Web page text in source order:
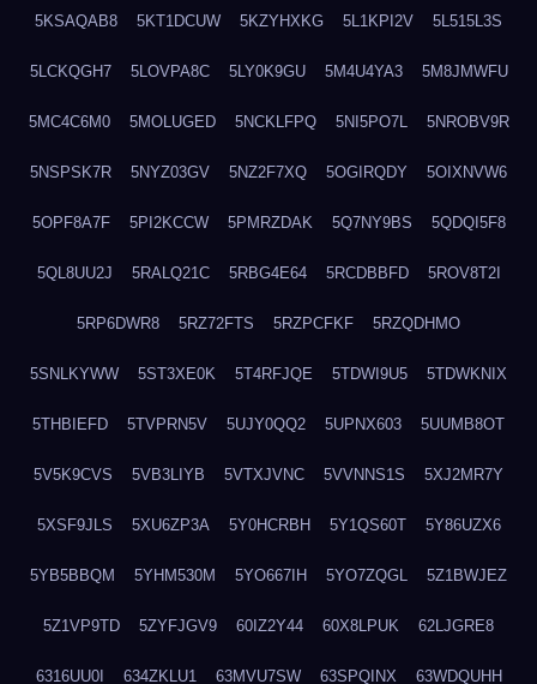
5KSAQAB8 5KT1DCUW 5KZYHXKG 5L1KPI2V 5L515L3S
5LCKQGH7 5LOVPA8C 5LY0K9GU 5M4U4YA3 5M8JMWFU
5MC4C6M0 5MOLUGED 5NCKLFPQ 5NI5PO7L 5NROBV9R
5NSPSK7R 5NYZ03GV 5NZ2F7XQ 5OGIRQDY 5OIXNVW6
5OPF8A7F 5PI2KCCW 5PMRZDAK 5Q7NY9BS 5QDQI5F8
5QL8UU2J 5RALQ21C 5RBG4E64 5RCDBBFD 5ROV8T2I
5RP6DWR8 5RZ72FTS 5RZPCFKF 5RZQDHMO
5SNLKYWW 5ST3XE0K 5T4RFJQE 5TDWI9U5 5TDWKNIX
5THBIEFD 5TVPRN5V 5UJY0QQ2 5UPNX603 5UUMB8OT
5V5K9CVS 5VB3LIYB 5VTXJVNC 5VVNNS1S 5XJ2MR7Y
5XSF9JLS 5XU6ZP3A 5Y0HCRBH 5Y1QS60T 5Y86UZX6
5YB5BBQM 5YHM530M 5YO667IH 5YO7ZQGL 5Z1BWJEZ
5Z1VP9TD 5ZYFJGV9 60IZ2Y44 60X8LPUK 62LJGRE8
6316UU0I 634ZKLU1 63MVU7SW 63SPQINX 63WDQUHH